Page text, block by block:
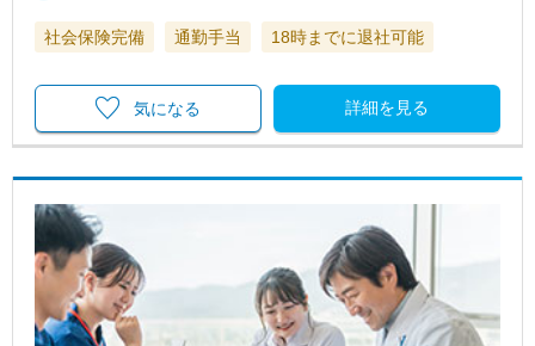
社会保険完備 通勤手当 18時までに退社可能
詳細を見る
気になる